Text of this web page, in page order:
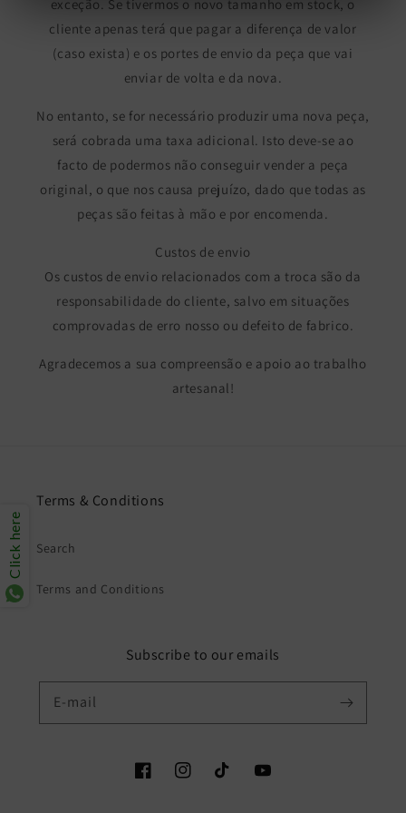
exceção. Se tivermos o novo tamanho em stock, o
cliente apenas terá que pagar a diferença de valor
(caso exista) e os portes de envio da peça que vai
enviar de volta e da nova.
No entanto, se for necessário produzir uma nova peça,
será cobrada uma taxa adicional. Isto deve-se ao
facto de podermos não conseguir vender a peça
original, o que nos causa prejuízo, dado que todas as
peças são feitas à mão e por encomenda.
Custos de envio
Os custos de envio relacionados com a troca são da
responsabilidade do cliente, salvo em situações
comprovadas de erro nosso ou defeito de fabrico.
Agradecemos a sua compreensão e apoio ao trabalho
artesanal!
Terms & Conditions
Search
Terms and Conditions
Subscribe to our emails
E-mail
FacebookInstagramTikTok YouTube
Click here